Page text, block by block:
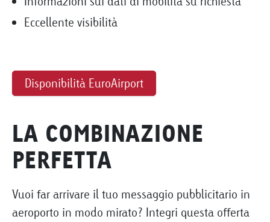
Eccellente visibilità
Disponibilità EuroAirport
LA COMBINAZIONE
PERFETTA
Vuoi far arrivare il tuo messaggio pubblicitario in
aeroporto in modo mirato? Integri questa offerta